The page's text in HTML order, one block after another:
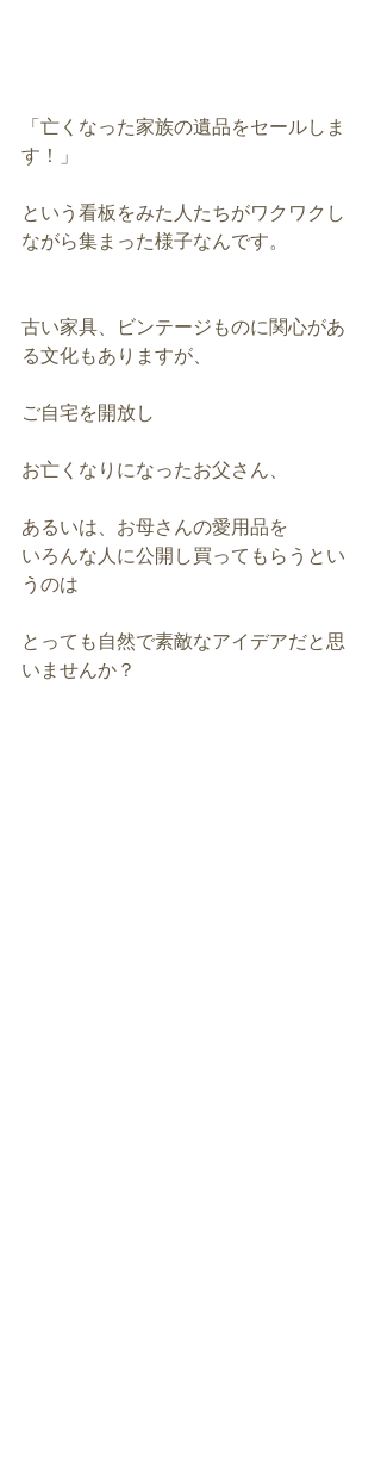
「亡くなった家族の遺品をセールしま
す！」
という看板をみた人たちがワクワクし
ながら集まった様子なんです。
古い家具、ビンテージものに関心があ
る文化もありますが、
ご自宅を開放し
お亡くなりになったお父さん、
あるいは、お母さんの愛用品を
いろんな人に公開し買ってもらうとい
うのは
とっても自然で素敵なアイデアだと思
いませんか？